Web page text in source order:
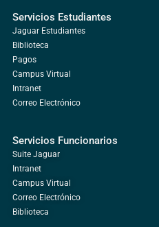
Servicios Estudiantes
Jaguar Estudiantes
Biblioteca
Pagos
Campus Virtual
Intranet
Correo Electrónico
Servicios Funcionarios
Suite Jaguar
Intranet
Campus Virtual
Correo Electrónico
Biblioteca